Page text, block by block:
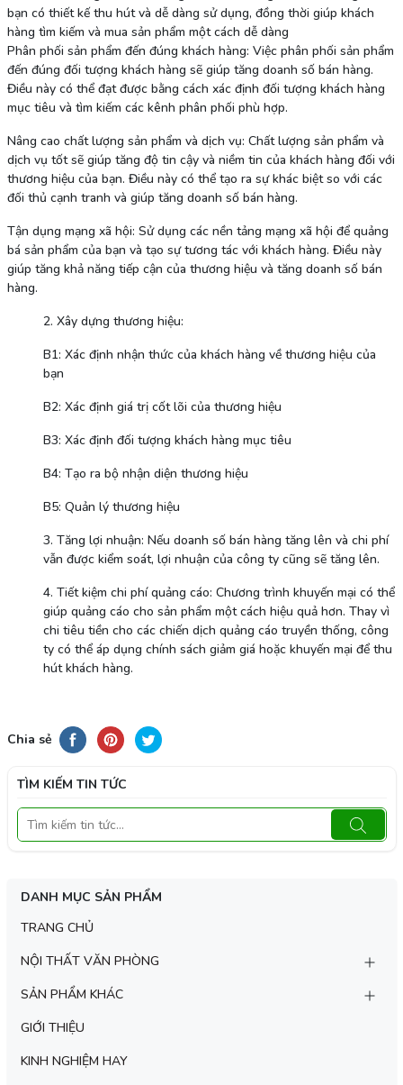
bạn có thiết kế thu hút và dễ dàng sử dụng, đồng thời giúp khách
hàng tìm kiếm và mua sản phẩm một cách dễ dàng
Phân phối sản phẩm đến đúng khách hàng: Việc phân phối sản phẩm
đến đúng đối tượng khách hàng sẽ giúp tăng doanh số bán hàng.
Điều này có thể đạt được bằng cách xác định đối tượng khách hàng
mục tiêu và tìm kiếm các kênh phân phối phù hợp.
Nâng cao chất lượng sản phẩm và dịch vụ: Chất lượng sản phẩm và
dịch vụ tốt sẽ giúp tăng độ tin cậy và niềm tin của khách hàng đối với
thương hiệu của bạn. Điều này có thể tạo ra sự khác biệt so với các
đối thủ cạnh tranh và giúp tăng doanh số bán hàng.
Tận dụng mạng xã hội: Sử dụng các nền tảng mạng xã hội để quảng
bá sản phẩm của bạn và tạo sự tương tác với khách hàng. Điều này
giúp tăng khả năng tiếp cận của thương hiệu và tăng doanh số bán
hàng.
2. Xây dựng thương hiệu:
B1: Xác định nhận thức của khách hàng về thương hiệu của
bạn
B2: Xác định giá trị cốt lõi của thương hiệu
B3: Xác định đối tượng khách hàng mục tiêu
B4: Tạo ra bộ nhận diện thương hiệu
B5: Quản lý thương hiệu
3. Tăng lợi nhuận: Nếu doanh số bán hàng tăng lên và chi phí
vẫn được kiểm soát, lợi nhuận của công ty cũng sẽ tăng lên.
4. Tiết kiệm chi phí quảng cáo: Chương trình khuyến mại có thể
giúp quảng cáo cho sản phẩm một cách hiệu quả hơn. Thay vì
chi tiêu tiền cho các chiến dịch quảng cáo truyền thống, công
ty có thể áp dụng chính sách giảm giá hoặc khuyến mại để thu
hút khách hàng.
Chia sẻ
TÌM KIẾM TIN TỨC
DANH MỤC SẢN PHẨM
TRANG CHỦ
NỘI THẤT VĂN PHÒNG
SẢN PHẨM KHÁC
GIỚI THIỆU
KINH NGHIỆM HAY